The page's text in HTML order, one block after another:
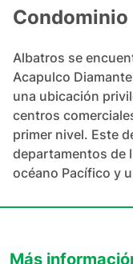
Condominio
Albatros se
Acapulco
una ubicación
centros
primer nivel. Este
departamentos de
océano Pacífico y
Más